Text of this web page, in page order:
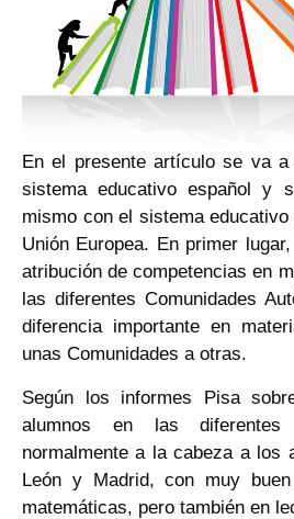
En el presente artículo se va
sistema educativo español y
mismo con el sistema
Unión Europea. En primer
atribución de competencias en
las diferentes Comunidades
diferencia importante en
unas Comunidades a otras.
Según los informes Pisa
alumnos en las diferentes
normalmente a la cabeza a los
León y Madrid, con muy
matemáticas, pero también en